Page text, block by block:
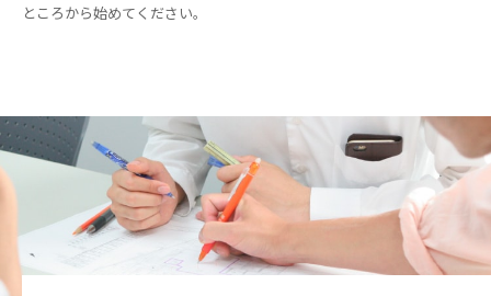
ところから始めてください。